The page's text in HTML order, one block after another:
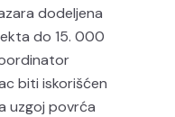
dodeljena
do 15. 000
biti iskorišćen
uzgoj povrća